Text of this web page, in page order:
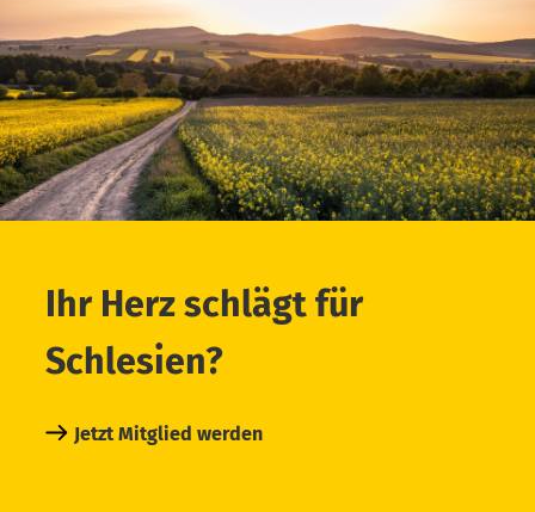
Ihr Herz schlägt für
Schlesien?
Jetzt Mitglied werden